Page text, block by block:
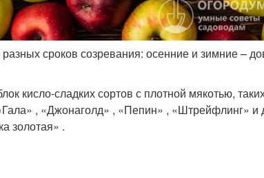
сроков созревания: осенние и зимние –
кисло-сладких сортов с плотной мякотью,
, «Джонаголд» , «Пепин» , «Штрейфлинг» и
золотая» .